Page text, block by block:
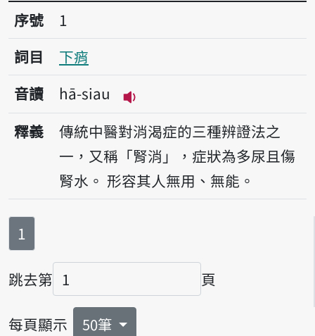
序號1下痟
序號
1
詞目
下痟
音讀
hā-siau
播放音讀hā-siau
釋義
傳統中醫對消渴症的三種辨證法之
一，又稱「腎消」，症狀為多尿且傷
腎水。 形容其人無用、無能。
第
1
跳去第
頁碼
頁
每頁顯示 50筆